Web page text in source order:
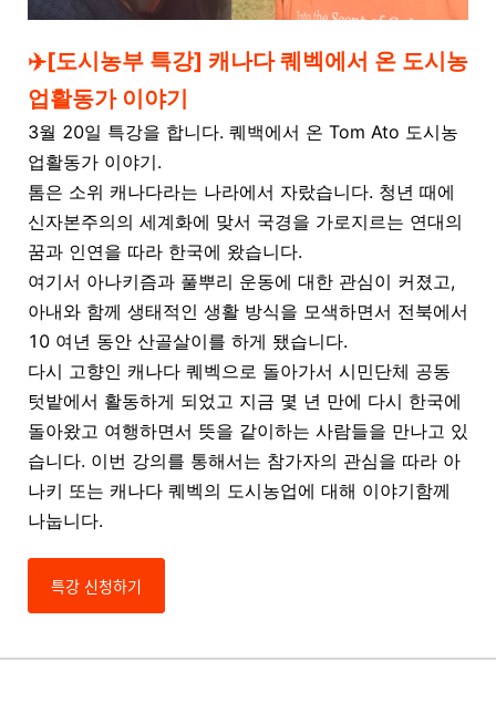
✈️[도시농부 특강] 캐나다 퀘벡에서 온 도시농
업활동가 이야기
3월 20일 특강을 합니다. 퀘백에서 온 Tom Ato 도시농
업활동가 이야기.
톰은 소위 캐나다라는 나라에서 자랐습니다. 청년 때에
신자본주의의 세계화에 맞서 국경을 가로지르는 연대의
꿈과 인연을 따라 한국에 왔습니다.
여기서 아나키즘과 풀뿌리 운동에 대한 관심이 커졌고,
아내와 함께 생태적인 생활 방식을 모색하면서 전북에서
10 여년 동안 산골살이를 하게 됐습니다.
다시 고향인 캐나다 퀘벡으로 돌아가서 시민단체 공동
텃밭에서 활동하게 되었고 지금 몇 년 만에 다시 한국에
돌아왔고 여행하면서 뜻을 같이하는 사람들을 만나고 있
습니다. 이번 강의를 통해서는 참가자의 관심을 따라 아
나키 또는 캐나다 퀘벡의 도시농업에 대해 이야기함께
나눕니다.
특강 신청하기